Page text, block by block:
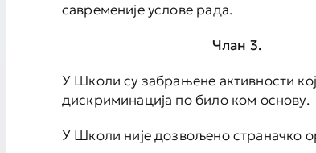
савременије услове рада.
Члан 3.
У Школи су забрањене активности
дискриминација по било ком основу.
У Школи није дозвољено страначко